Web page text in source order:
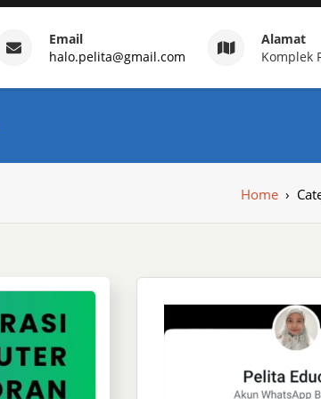
Training Indonesia
Email
halo.pelita@gmail.com
Alamat
Komplek
Home ›